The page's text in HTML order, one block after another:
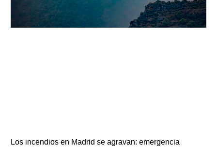
Los incendios en Madrid se agravan: emergencia